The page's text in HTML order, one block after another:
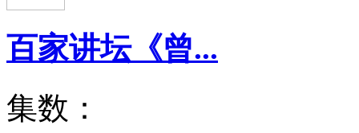
百家讲坛《曾...
集数：